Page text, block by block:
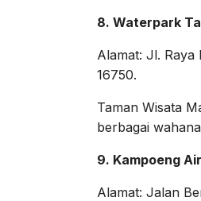
8. Waterpark
Alamat: Jl. Raya
16750.
Taman Wisata
berbagai
9. Kampoeng
Alamat: Jalan